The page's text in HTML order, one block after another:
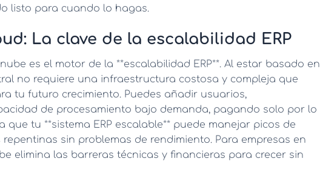
listo para cuando lo hagas.
La clave de la escalabilidad ERP
es el motor de la **escalabilidad ERP**. Al estar basado en
no requiere una infraestructura costosa y compleja que
tu futuro crecimiento. Puedes añadir usuarios,
de procesamiento bajo demanda, pagando solo por lo
que tu **sistema ERP escalable** puede manejar picos de
sin problemas de rendimiento. Para empresas en
elimina las barreras técnicas y financieras para crecer sin